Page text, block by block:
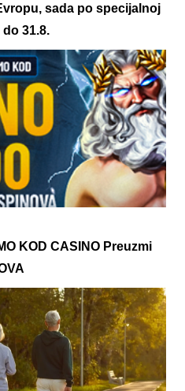
sada po specijalnoj
31.8.
KOD CASINO Preuzmi